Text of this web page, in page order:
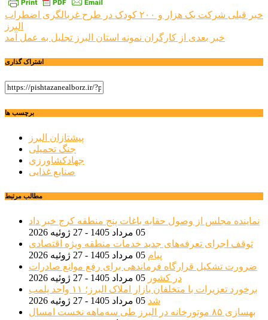
راهبری
نوشته
خبر قبلی
شرکت یک هزار و ۲۰۰ کودک در طرح غربالگری اضطراب
البرز
خبر بعدی از کارگران نمونه استان البرز تجلیل به عمل آمد
اشتراک گذاری
برچسب ها
پیشتازان البرز
جنگ تحمیلی
جهادکشاورزی
صنایع غذایی
مطالب مرتبط
نماینده مجلس از وصول حقابه باغات پنج منطقه کرج خبر داد
05 مرداد 1405 - 27 ژوئیه 2026
توقف اجرای تعرفه‌های جدید خدمات منطقه ویژه اقتصادی
پیام 05 مرداد 1405 - 27 ژوئیه 2026
ضرورت تشکیل قرارگاه فرماندهی برای رفع موانع صادرات
در کشور 05 مرداد 1405 - 27 ژوئیه 2026
برخورد تعزیرات با متخلفان بازار املاک البرز؛ ۱۱ واحد پلمب
شد 05 مرداد 1405 - 27 ژوئیه 2026
بهسازی ۸۵ موتورخانه در البرز طی سه‌ماهه نخست امسال